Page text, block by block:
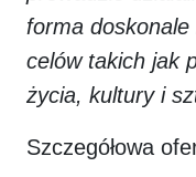
forma
celów takich jak
życia, kultury i
Szczegółowa